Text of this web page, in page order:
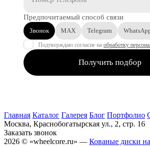
Предпочитаемый способ связи
Звонок MAX Telegram
Подтверждаю согласие на обработку
Получить подбор
Главная Каталог Галерея Блог Портфолио
Москва, Краснобогатырская ул., 2, стр. 16
Заказать звонок
2026 © «wheelcore.ru» — Кованые диски на